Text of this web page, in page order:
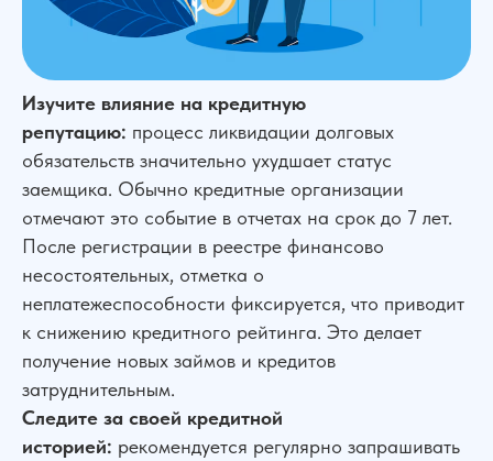
Изучите влияние на кредитную
репутацию: процесс ликвидации долговых
обязательств значительно ухудшает статус
заемщика. Обычно кредитные организации
отмечают это событие в отчетах на срок до 7 лет.
После регистрации в реестре финансово
несостоятельных, отметка о
неплатежеспособности фиксируется, что приводит
к снижению кредитного рейтинга. Это делает
получение новых займов и кредитов
затруднительным.
Следите за своей кредитной
историей: рекомендуется регулярно запрашивать